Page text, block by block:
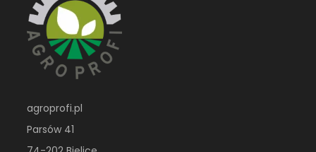
agroprofi.pl
Parsów 41